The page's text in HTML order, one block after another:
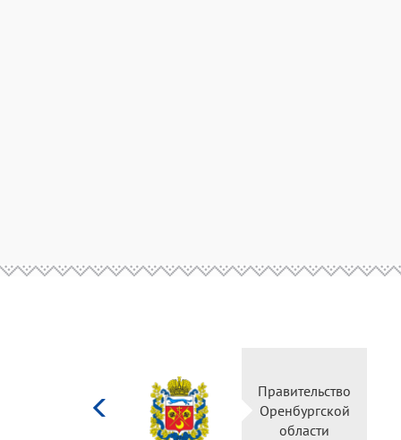
Правительство
Оренбургской
области